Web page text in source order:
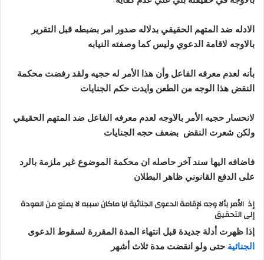
الادله ضد المتهم الحقيقي بدلاله صدور امر بضبطه قبل التقرير
بالاوجه لاقامة الدعوي وليس كما وصفته النيابه
بأنه لعدم معرفه الفاعل وأن هذا الأمر له حجيه ولقد رفضت محكمة
النقض هذا الوجه من الطعن وايدت حكم الجنايات
لانحسار حجيه الأمر بالاوجه لعدم معرفه الفاعل ضد المتهم الحقيقي
ولكن شعرت النقض بضعف حجه الجنايات
فاضافه اليها سند آخر حاصله ان محكمة الموضوع غير ملزمة بالرد
على الدفع القانوني ظاهر البطلان
إذ الأمر بألا وجه لإقامة الدعوى الجنائية ايا ماكان سببه لا يمنع من العودة
إلى التحقيق
إذا ظهرت أدلة جديدة قبل انتهاء المدة المقررة لسقوط الدعوى
الجنائية حتى ولو انقضت مدة ثلاث أشهر